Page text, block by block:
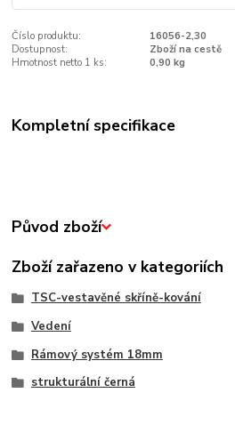
Číslo produktu:
16056-2,30
Dostupnost:
Zboží na cestě
Hmotnost netto 1 ks:
0,90 kg
Kompletní specifikace
Původ zboží
Zboží zařazeno v kategoriích
TSC-vestavěné skříně-kování
Vedení
Rámový systém 18mm
strukturální černá